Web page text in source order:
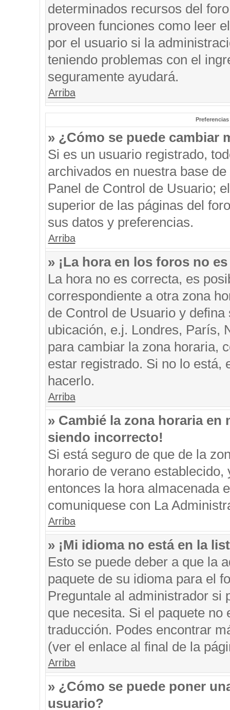
determinados recursos del
proveen funciones como leer
por el usuario si la
teniendo problemas con el
seguramente ayudará.
Arriba
» ¿Cómo se puede cambiar
Si es un usuario registrado,
archivados en nuestra base
Panel de Control de Usuario;
superior de las páginas del
sus datos y preferencias.
Arriba
» ¡La hora en los foros no
La hora no es correcta, es
correspondiente a otra zona
de Control de Usuario y
ubicación, e.j. Londres, París,
para cambiar la zona horaria,
estar registrado. Si no lo está,
hacerlo.
Arriba
» Cambié la zona horaria
siendo incorrecto!
Si está seguro de que de la
horario de verano
entonces la hora almacenada
comuniquese con La
Arriba
» ¡Mi idioma no está en la
Esto se puede deber a que la
paquete de su idioma para el
Preguntale al administrador si
que necesita. Si el paquete
traducción. Podes encontrar
(ver el enlace al final de la
Arriba
» ¿Cómo se puede poner
usuario?